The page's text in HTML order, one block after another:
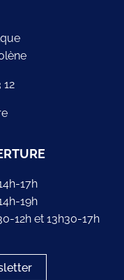
17h
19h
12h et 13h30-17h